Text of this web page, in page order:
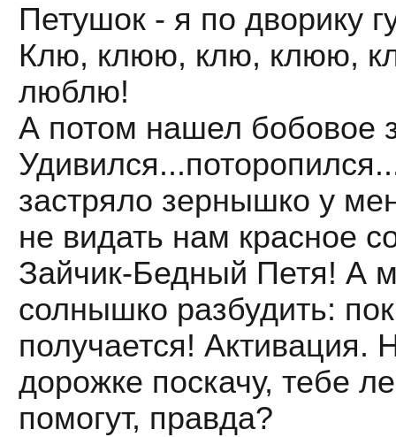
Петушок - я по дворику
Клю, клюю, клю, клюю,
люблю!
А потом нашел бобовое
застряло зернышко у
не видать нам красное
Зайчик-Бедный Петя! А
солнышко разбудить:
получается! Активация.
дорожке поскачу, тебе
помогут, правда?